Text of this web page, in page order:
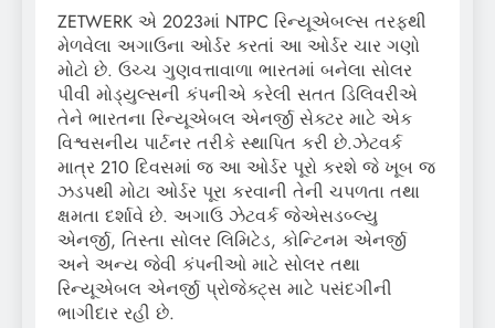
ZETWERK એ 2023માં NTPC રિન્યૂએબલ્સ તરફથી
મેળવેલા અગાઉના ઓર્ડર કરતાં આ ઓર્ડર ચાર ગણો
મોટો છે. ઉચ્ચ ગુણવત્તાવાળા ભારતમાં બનેલા સોલર
પીવી મોડ્યુલ્સની કંપનીએ કરેલી સતત ડિલિવરીએ
તેને ભારતના રિન્યૂએબલ એનર્જી સેક્ટર માટે એક
વિશ્વસનીય પાર્ટનર તરીકે સ્થાપિત કરી છે.ઝેટવર્ક
માત્ર 210 દિવસમાં જ આ ઓર્ડર પૂરો કરશે જે ખૂબ જ
ઝડપથી મોટા ઓર્ડર પૂરા કરવાની તેની ચપળતા તથા
ક્ષમતા દર્શાવે છે. અગાઉ ઝેટવર્ક જેએસડબ્લ્યુ
એનર્જી, તિસ્તા સોલર લિમિટેડ, કોન્ટિનમ એનર્જી
અને અન્ય જેવી કંપનીઓ માટે સોલર તથા
રિન્યૂએબલ એનર્જી પ્રોજેક્ટ્સ માટે પસંદગીની
ભાગીદાર રહી છે.